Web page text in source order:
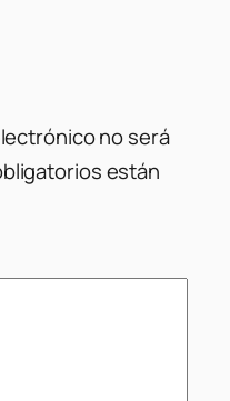
no será
están